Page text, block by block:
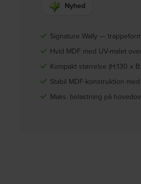
Nyhed
Signature Wally —
Hvid MDF med UV-malet
Kompakt størrelse (H:130 x
Stabil MDF-konstruktion
Maks. belastning på